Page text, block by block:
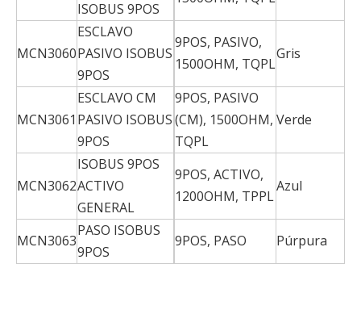
ISOBUS 9POS
MCN3060
ESCLAVO
PASIVO ISOBUS
9POS
9POS, PASIVO,
1500OHM, TQPL
Gris
MCN3061
ESCLAVO CM
PASIVO ISOBUS
9POS
9POS, PASIVO
(CM), 1500OHM,
TQPL
Verde
MCN3062
ISOBUS 9POS
ACTIVO
GENERAL
9POS, ACTIVO,
1200OHM, TPPL
Azul
MCN3063
PASO ISOBUS
9POS
9POS, PASO Púrpura